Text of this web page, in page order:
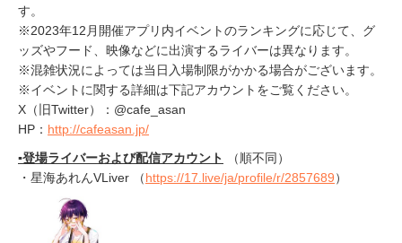
す。
※2023年12月開催アプリ内イベントのランキングに応じて、グ
ッズやフード、映像などに出演するライバーは異なります。
※混雑状況によっては当日入場制限がかかる場合がございます。
※イベントに関する詳細は下記アカウントをご覧ください。
X（旧Twitter）：@cafe_asan
HP： http://cafeasan.jp/
▪️登場ライバーおよび配信アカウント
（順不同）
・星海あれんVLiver （https://17.live/ja/profile/r/2857689）